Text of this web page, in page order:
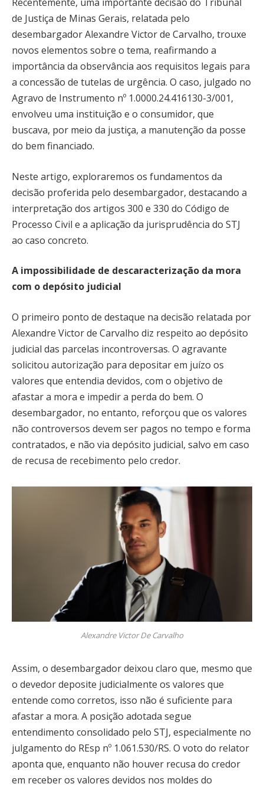
de Justiça de Minas Gerais, relatada pelo
desembargador Alexandre Victor de Carvalho, trouxe
novos elementos sobre o tema, reafirmando a
importância da observância aos requisitos legais para
a concessão de tutelas de urgência. O caso, julgado no
Agravo de Instrumento nº 1.0000.24.416130-3/001,
envolveu uma instituição e o consumidor, que
buscava, por meio da justiça, a manutenção da posse
do bem financiado.
Neste artigo, exploraremos os fundamentos da
decisão proferida pelo desembargador, destacando a
interpretação dos artigos 300 e 330 do Código de
Processo Civil e a aplicação da jurisprudência do STJ
ao caso concreto.
A impossibilidade de descaracterização da mora
com o depósito judicial
O primeiro ponto de destaque na decisão relatada por
Alexandre Victor de Carvalho diz respeito ao depósito
judicial das parcelas incontroversas. O agravante
solicitou autorização para depositar em juízo os
valores que entendia devidos, com o objetivo de
afastar a mora e impedir a perda do bem. O
desembargador, no entanto, reforçou que os valores
não controversos devem ser pagos no tempo e forma
contratados, e não via depósito judicial, salvo em caso
de recusa de recebimento pelo credor.
Alexandre Victor De Carvalho
Assim, o desembargador deixou claro que, mesmo que
o devedor deposite judicialmente os valores que
entende como corretos, isso não é suficiente para
afastar a mora. A posição adotada segue
entendimento consolidado pelo STJ, especialmente no
julgamento do REsp nº 1.061.530/RS. O voto do relator
aponta que, enquanto não houver recusa do credor
em receber os valores devidos nos moldes do